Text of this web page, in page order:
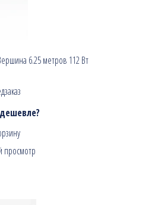
6.25 метров 112 Вт
просмотр